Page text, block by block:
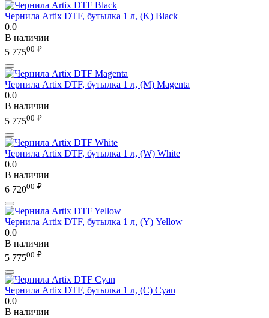
Чернила Artix DTF, бутылка 1 л, (K) Black
0.0
В наличии
5 77500 ₽
Чернила Artix DTF, бутылка 1 л, (M) Magenta
0.0
В наличии
5 77500 ₽
Чернила Artix DTF, бутылка 1 л, (W) White
0.0
В наличии
6 72000 ₽
Чернила Artix DTF, бутылка 1 л, (Y) Yellow
0.0
В наличии
5 77500 ₽
Чернила Artix DTF, бутылка 1 л, (С) Cyan
0.0
В наличии